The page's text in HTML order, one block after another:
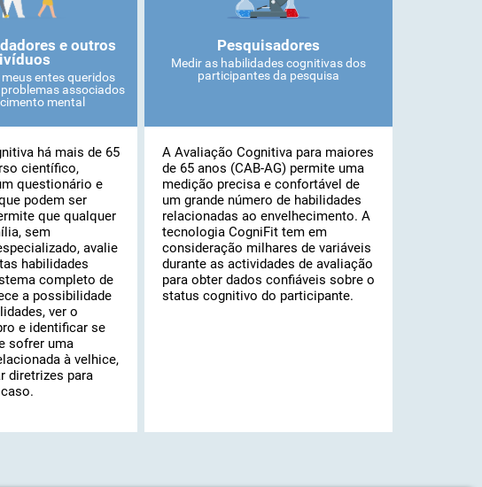
e outros
entes queridos
associados
mental
há mais de 65
científico,
questionário e
podem ser
que qualquer
sem
avalie
habilidades
completo de
a possibilidade
ver o
e identificar se
sofrer uma
à velhice,
diretrizes para
Pesquisadores
Medir as habilidades cognitivas dos
participantes da pesquisa
A Avaliação Cognitiva para maiores
de 65 anos (CAB-AG) permite uma
medição precisa e confortável de
um grande número de habilidades
relacionadas ao envelhecimento. A
tecnologia CogniFit tem em
consideração milhares de variáveis ​​
durante as actividades de avaliação
para obter dados confiáveis ​​sobre o
status cognitivo do participante.